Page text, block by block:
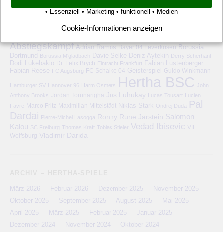
Abstiegskampf Adrian Ramos Bayer 04 Leverkusen Borussia
Dortmund
Borussia M'gladbach Davie Selke Deniz Aytekin Derry Scherhant
Dodi Lukebakio Dr. Felix Brych Eintracht Frankfurt
Fabian Lustenberger
Fabian Reese
FC Augsburg FC Schalke 04 Geisterspiel Guido Winkmann
Hamburger SV Hannover 96 Harm Osmers Hertha BSC
John
Anthony Brooks
Jordan Torunarigha Jos Luhukay Lucas Tousart
Lucien
Favre
Marco Fritz Maximilian Mittelstädt Niklas Stark Ondrej Duda Pal
Dardai
Pierre-Michel Lasogga Ronny Rune Jarstein Salomon
Kalou SC Freiburg Thomas Kraft Tobias Stieler Vedad Ibisevic
VfL
Wolfsburg
Vladimir Darida
März 2026 Februar 2026 Dezember 2025
November 2025
Oktober 2025
September 2025 August 2025
Mai 2025
April 2025
März 2025 Februar 2025
Januar 2025
Dezember 2024
November 2024
Oktober 2024
• Essenziell • Marketing • funktionell • Medien
Cookie-Informationen anzeigen